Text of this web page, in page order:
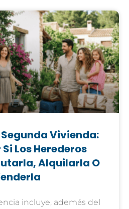
Vivienda:
Los Herederos
Alquilarla O
incluye, además del